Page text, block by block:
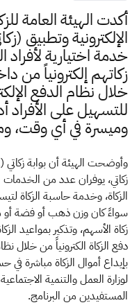
الزكاة الجمارك
الإقرار الضريبي
​أكدت الهيئة العامة
الإلكترونية وتطبيق
خدمة اختيارية
زكاتهم إلكترونياً من
خلال نظام الدفع
للتسهيل على
وميسرة في أي وقت،
زكاتي، يوفران عدد من الخدمات
الزكاة، وخدمة حاسبة الزكاة
سواءً كان وزن ذهب أو فضة أو
زكاة الأسهم، وتذكير بمواعيد
دفع الزكاة الكترونياً من
بإيداع أموال الزكاة مباشرة في
لوزارة العمل والتنمية
المستفيدين من البرنامج.